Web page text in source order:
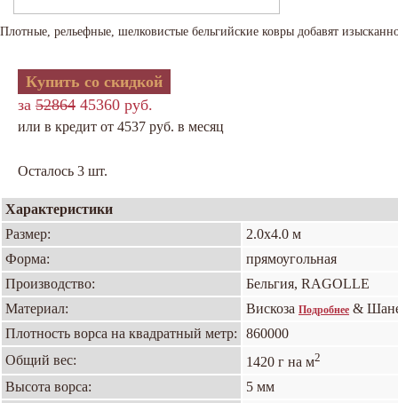
Плотные, рельефные, шелковистые бельгийские ковры добавят
Купить со скидкой
за 52864 45360 руб.
или в кредит от 4537 руб. в месяц
Осталось 3 шт.
Характеристики
Размер:
2.0х4.0 м
Форма:
прямоугольная
Производство:
Бельгия, RAGOLLE
Материал:
Вискоза Подробнее &
Плотность ворса на квадратный метр:
860000
Общий вес:
1420 г на м2
Высота ворса:
5 мм